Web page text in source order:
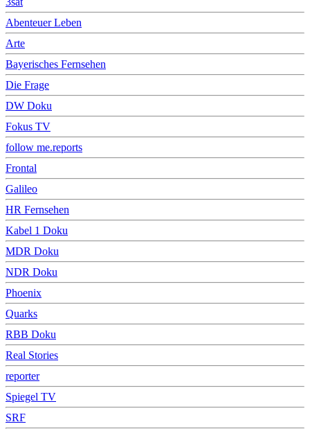
Abenteuer Leben
Arte
Bayerisches Fernsehen
Die Frage
DW Doku
Fokus TV
follow me.reports
Frontal
Galileo
HR Fernsehen
Kabel 1 Doku
MDR Doku
NDR Doku
Phoenix
Quarks
RBB Doku
Real Stories
reporter
Spiegel TV
SRF